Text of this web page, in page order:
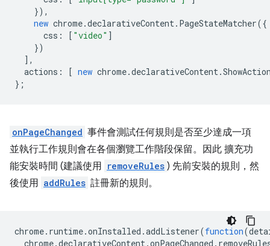
}),
new chrome.declarativeContent. PageStateMatcher({
css : [ "video" ]
})
],
actions : [ new chrome.declarativeContent.
};
onPageChanged 事件會測試任何規則是否至少達成一項
並執行工作規則會在各個瀏覽工作階段保留。因此 擴充功
能安裝時間 (建議使用 removeRules ) 先前安裝的規則，然
後使用 addRules 註冊新的規則。
chrome. runtime.onInstalled .addListener(function(
chrome.declarativeContent .onPageChanged .